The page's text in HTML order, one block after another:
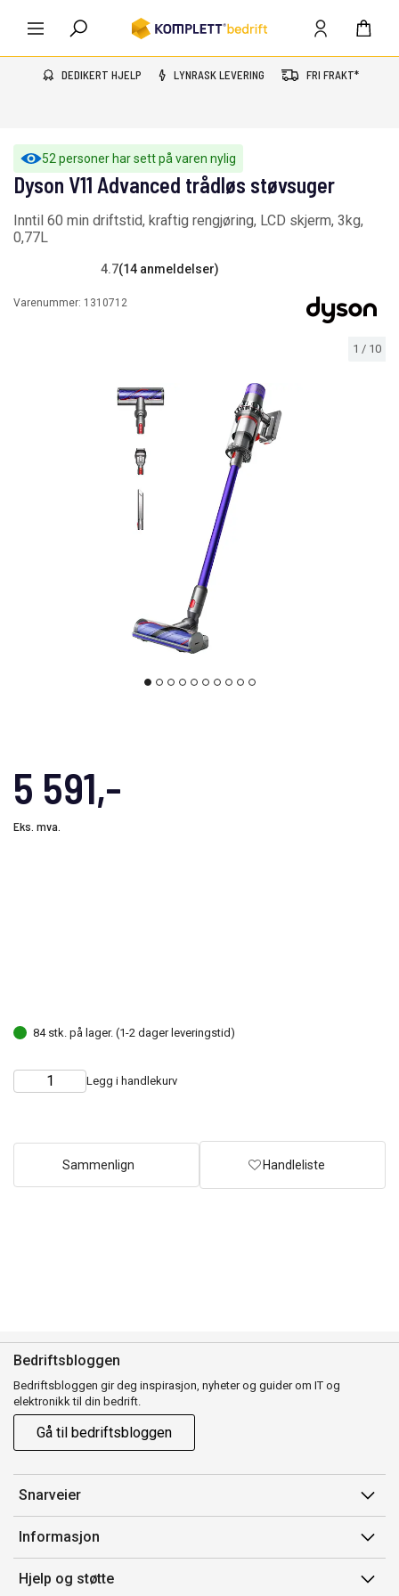
DEDIKERT HJELP LYNRASK LEVERING FRI FRAKT*
52 personer har sett på varen nylig
1 / 10
Dyson V11 Advanced trådløs støvsuger
Inntil 60 min driftstid, kraftig rengjøring, LCD skjerm, 3kg,
0,77L
4.7(14 anmeldelser)
Varenummer: 1310712
5 591,-
Eks. mva.
84 stk. på lager. (1-2 dager leveringstid)
Choose
Quantity Legg i handlekurv
Sammenlign Handleliste
Bedriftsbloggen
Bedriftsbloggen gir deg inspirasjon, nyheter og guider om IT og
elektronikk til din bedrift.
Gå til bedriftsbloggen
Snarveier
Min side
Ordreoversikt
Mine produkter
Informasjon
Salgsbetingelser
Hjelp og støtte